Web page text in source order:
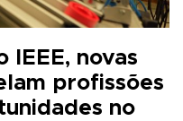
IEEE, novas
profissões
no